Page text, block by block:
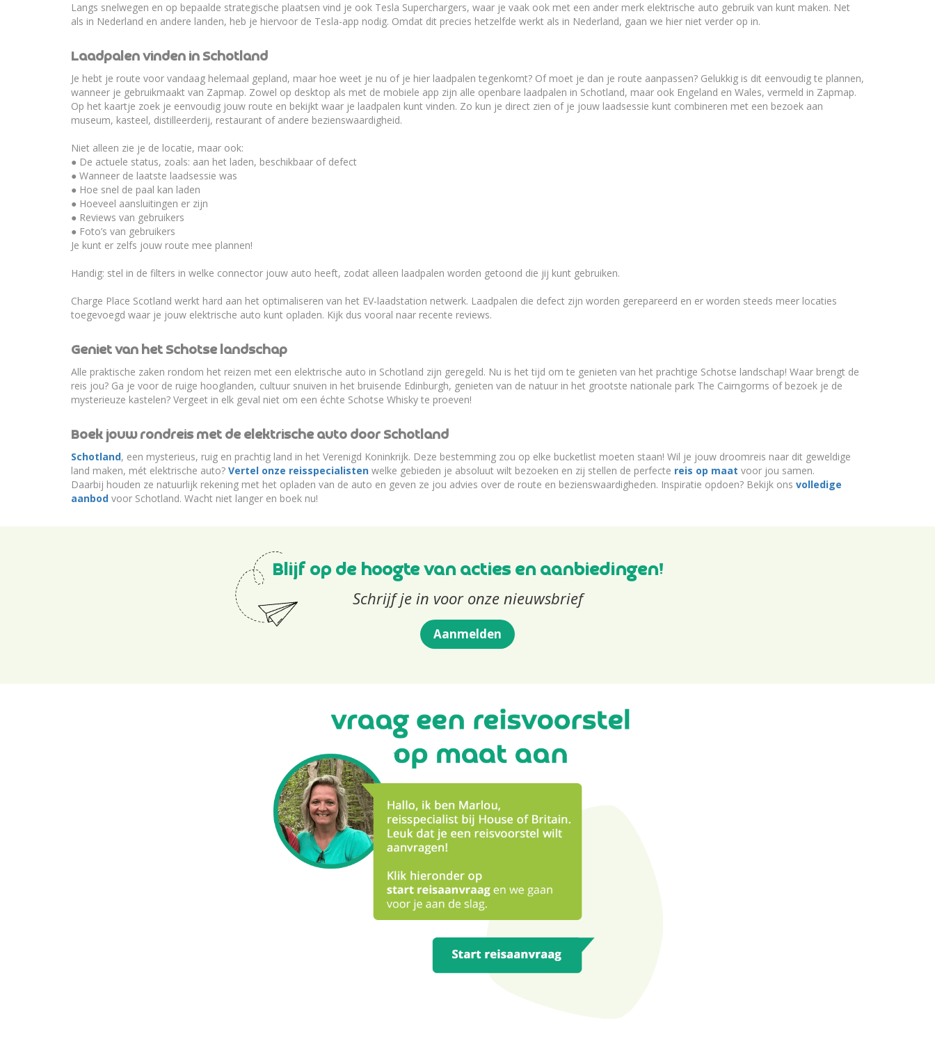
Langs snelwegen en op bepaalde strategische plaatsen vind je ook Tesla Superchargers, waar je vaak ook met een ander merk elektrische auto gebruik van kunt maken. Net
als in Nederland en andere landen, heb je hiervoor de Tesla-app nodig. Omdat dit precies hetzelfde werkt als in Nederland, gaan we hier niet verder op in.
Laadpalen vinden in Schotland
Je hebt je route voor vandaag helemaal gepland, maar hoe weet je nu of je hier laadpalen tegenkomt? Of moet je dan je route aanpassen? Gelukkig is dit eenvoudig te plannen,
wanneer je gebruikmaakt van Zapmap. Zowel op desktop als met de mobiele app zijn alle openbare laadpalen in Schotland, maar ook Engeland en Wales, vermeld in Zapmap.
Op het kaartje zoek je eenvoudig jouw route en bekijkt waar je laadpalen kunt vinden. Zo kun je direct zien of je jouw laadsessie kunt combineren met een bezoek aan
museum, kasteel, distilleerderij, restaurant of andere bezienswaardigheid.
Niet alleen zie je de locatie, maar ook:
● De actuele status, zoals: aan het laden, beschikbaar of defect
● Wanneer de laatste laadsessie was
● Hoe snel de paal kan laden
● Hoeveel aansluitingen er zijn
● Reviews van gebruikers
● Foto’s van gebruikers
Je kunt er zelfs jouw route mee plannen!
Handig: stel in de filters in welke connector jouw auto heeft, zodat alleen laadpalen worden getoond die jij kunt gebruiken.
Charge Place Scotland werkt hard aan het optimaliseren van het EV-laadstation netwerk. Laadpalen die defect zijn worden gerepareerd en er worden steeds meer locaties
toegevoegd waar je jouw elektrische auto kunt opladen. Kijk dus vooral naar recente reviews.
Geniet van het Schotse landschap
Alle praktische zaken rondom het reizen met een elektrische auto in Schotland zijn geregeld. Nu is het tijd om te genieten van het prachtige Schotse landschap! Waar brengt de
reis jou? Ga je voor de ruige hooglanden, cultuur snuiven in het bruisende Edinburgh, genieten van de natuur in het grootste nationale park The Cairngorms of bezoek je de
mysterieuze kastelen? Vergeet in elk geval niet om een échte Schotse Whisky te proeven!
Boek jouw rondreis met de elektrische auto door Schotland
Schotland, een mysterieus, ruig en prachtig land in het Verenigd Koninkrijk. Deze bestemming zou op elke bucketlist moeten staan! Wil je jouw droomreis naar dit geweldige
land maken, mét elektrische auto? Vertel onze reisspecialisten welke gebieden je absoluut wilt bezoeken en zij stellen de perfecte reis op maat voor jou samen.
Daarbij houden ze natuurlijk rekening met het opladen van de auto en geven ze jou advies over de route en bezienswaardigheden. Inspiratie opdoen? Bekijk ons volledige
aanbod voor Schotland. Wacht niet langer en boek nu!
Blijf op de hoogte van acties en aanbiedingen!
Schrijf je in voor onze nieuwsbrief
Aanmelden